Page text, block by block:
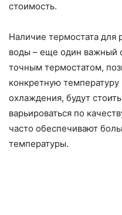
стоимость.
Наличие термостата для
воды – еще один важный
точным термостатом,
конкретную
охлаждения, будут
варьироваться по
часто обеспечивают
температуры.